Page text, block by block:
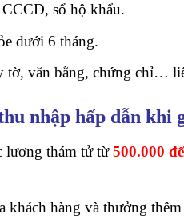
sổ hộ khẩu.
dưới 6 tháng.
tờ, văn bằng, chứng chỉ…
nhập hấp dẫn khi
lương thám tử từ500.000
khách hàng và thưởng